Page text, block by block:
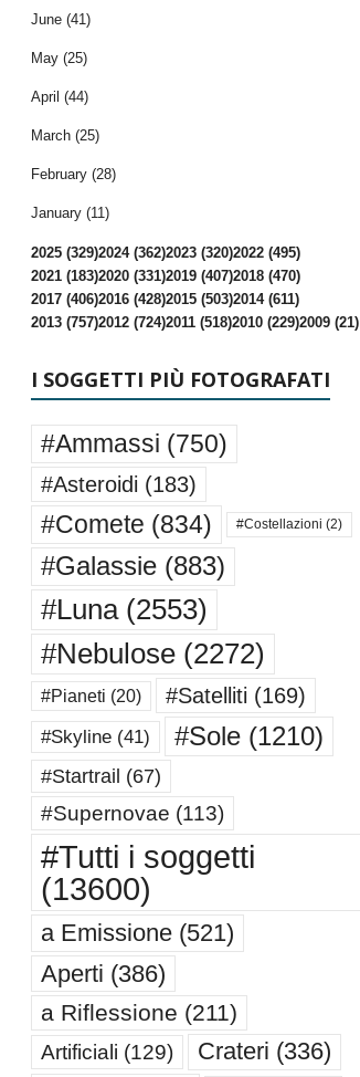
June (41)
May (25)
April (44)
March (25)
February (28)
January (11)
2025 (329)2024 (362)2023 (320)2022 (495)
2021 (183)2020 (331)2019 (407)2018 (470)
2017 (406)2016 (428)2015 (503)2014 (611)
2013 (757)2012 (724)2011 (518)2010 (229)2009 (21)
I SOGGETTI PIÙ FOTOGRAFATI
#Ammassi (750)
#Asteroidi (183)
#Comete (834) #Costellazioni (2)
#Galassie(883)
#Luna(2553)
#Nebulose(2272)
#Pianeti (20) #Satelliti (169)
#Skyline(41) #Sole(1210)
#Startrail (67)
#Supernovae (113)
#Tutti i soggetti
(13600)
a Emissione(521)
Aperti (386)
a Riflessione (211)
Artificiali (129) Crateri (336)